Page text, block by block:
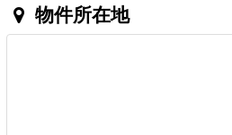
物件所在地